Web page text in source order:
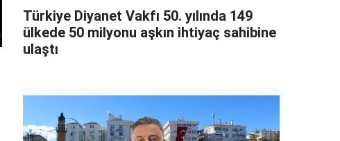
Türkiye Diyanet Vakfı 50. yılında 149
ülkede 50 milyonu aşkın ihtiyaç sahibine
ulaştı